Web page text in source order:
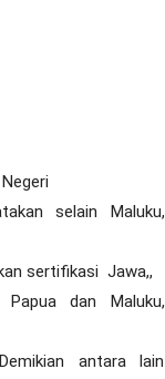
selain Maluku,
sertifikasi Jawa,,
Papua dan Maluku,
antara lain